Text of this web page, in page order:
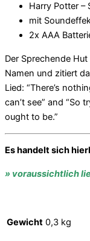
Harry Potter –
mit
2x AAA
Der Sprechende
Namen und zitiert
Lied: “There’s
can’t see” and “So
ought to be.”
Es handelt sich
» voraussichtlich
Gewicht 0,3 kg